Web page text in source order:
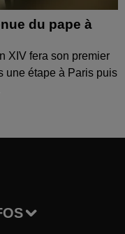
du pape à
XIV fera son premier
une étape à Paris puis